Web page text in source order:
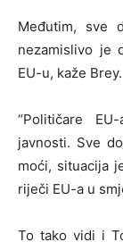
Međutim, sve
nezamislivo je
EU-u, kaže Brey.
“Političare
javnosti. Sve
moći, situacija
riječi EU-a u
To tako vidi i